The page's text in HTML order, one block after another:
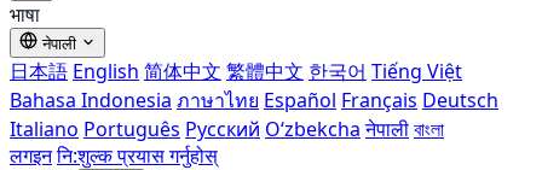
भाषा
नेपाली
日本語 English 简体中文 繁體中文 한국어 Tiếng Việt
Bahasa Indonesia ภาษาไทย Español Français Deutsch
Italiano Português Русский Oʻzbekcha नेपालीবাংলা
लगइननि:शुल्क प्रयास गर्नुहोस्